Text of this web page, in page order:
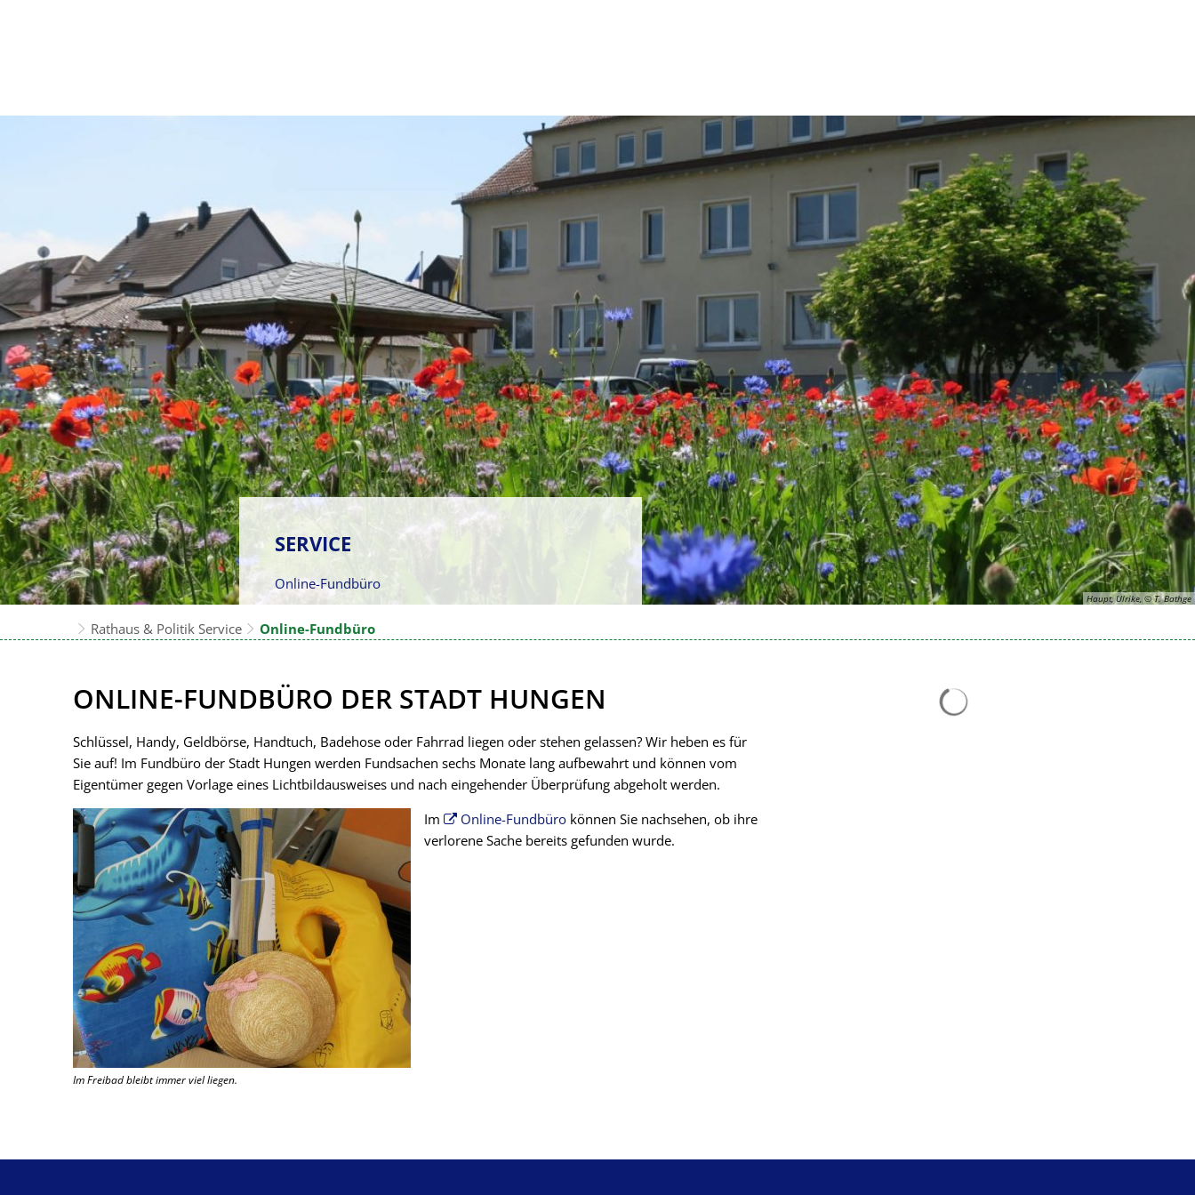
Haupt, Ulrike, © T. Bathge
SERVICE
Online-Fundbüro
Rathaus & Politik Service Online-Fundbüro
Online-
Fundbüro
ONLINE-FUNDBÜRO DER STADT HUNGEN
Schlüssel, Handy, Geldbörse, Handtuch, Badehose oder Fahrrad liegen oder stehen gelassen? Wir heben es für
Sie auf! Im Fundbüro der Stadt Hungen werden Fundsachen sechs Monate lang aufbewahrt und können vom
Eigentümer gegen Vorlage eines Lichtbildausweises und nach eingehender Überprüfung abgeholt werden.
Im Freibad bleibt immer viel liegen.
Im Online-Fundbürokönnen Sie nachsehen, ob ihre
verlorene Sache bereits gefunden wurde.